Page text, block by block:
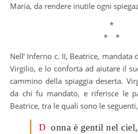
Maria, da rendere inutile ogni
*
* *
Nell’ Inferno c. II, Beatrice, mandata
Virgilio, e lo conforta ad aiutare il
cammino della spiaggia deserta.
da chi fu mandato, e riferisce le
Beatrice, tra le quali sono le
D onna è gentil nel